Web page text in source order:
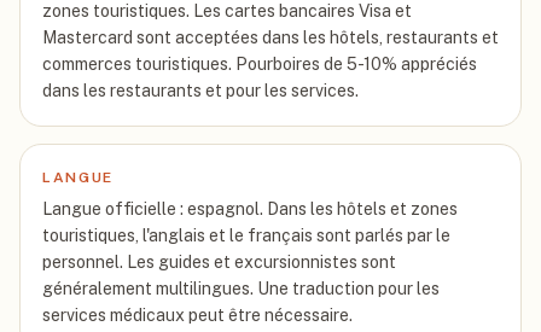
zones touristiques. Les cartes bancaires Visa et
Mastercard sont acceptées dans les hôtels, restaurants et
commerces touristiques. Pourboires de 5-10% appréciés
dans les restaurants et pour les services.
LANGUE
Langue officielle : espagnol. Dans les hôtels et zones
touristiques, l'anglais et le français sont parlés par le
personnel. Les guides et excursionnistes sont
généralement multilingues. Une traduction pour les
services médicaux peut être nécessaire.